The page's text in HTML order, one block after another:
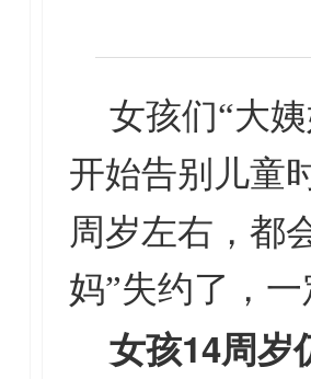
女孩们“大
开始告别儿童
周岁左右，都
妈”失约了，
女孩14周